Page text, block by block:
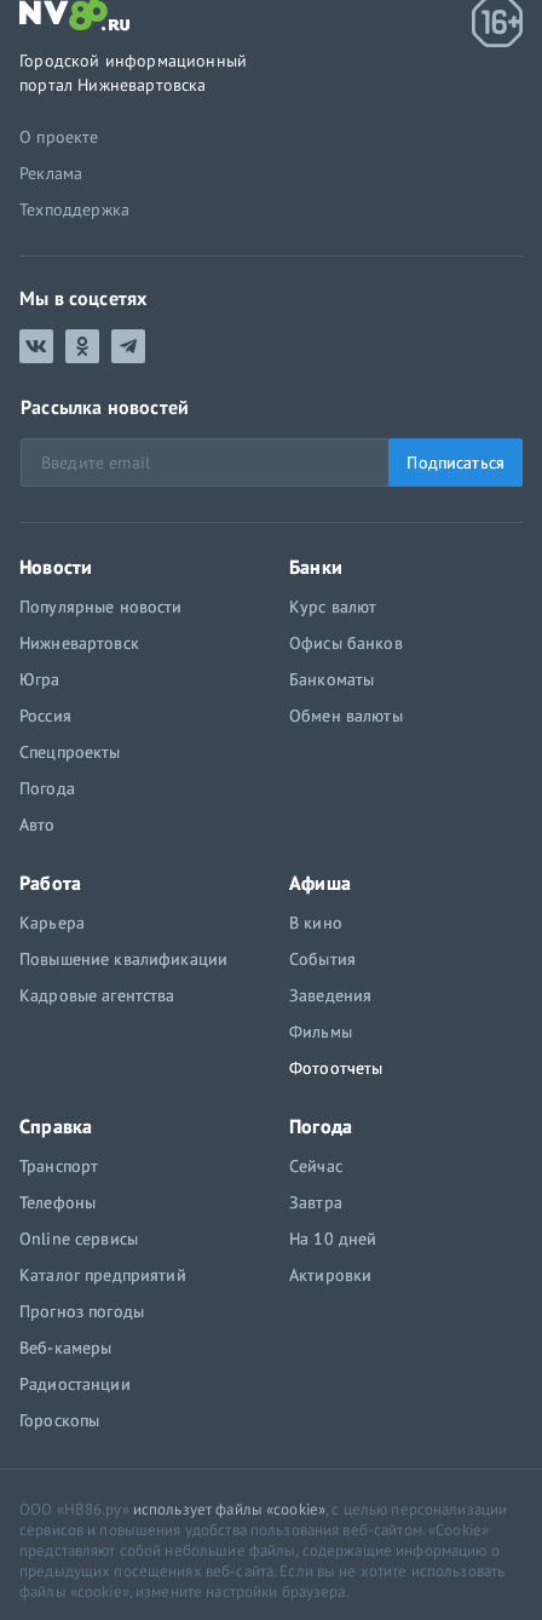
Городской информационный
портал Нижневартовска
О проекте
Реклама
Техподдержка
Мы в соцсетях
Рассылка новостей
Подписаться
Новости
Популярные новости
Нижневартовск
Югра
Россия
Спецпроекты
Погода
Авто
Банки
Курс валют
Офисы банков
Банкоматы
Обмен валюты
Работа
Карьера
Повышение квалификации
Кадровые агентства
Афиша
В кино
События
Заведения
Фильмы
Фотоотчеты
Справка
Транспорт
Телефоны
Online сервисы
Каталог предприятий
Прогноз погоды
Веб-камеры
Радиостанции
Гороскопы
Погода
Сейчас
Завтра
На 10 дней
Актировки
ООО «НВ86.ру» использует файлы «cookie», с целью персонализации
сервисов и повышения удобства пользования веб-сайтом. «Cookie»
представляют собой небольшие файлы, содержащие информацию о
предыдущих посещениях веб-сайта. Если вы не хотите использовать
файлы «cookie», измените настройки браузера.